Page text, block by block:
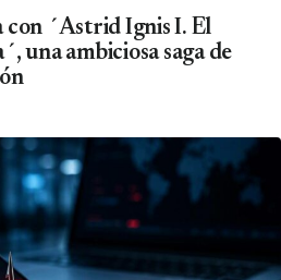
´Astrid Ignis I. El
una ambiciosa saga de